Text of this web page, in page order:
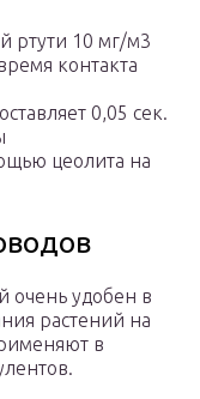
ртути 10 мг/м3
контакта
0,05 сек.
цеолита на
очень удобен в
растений на
в